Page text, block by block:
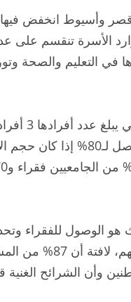
وأسيوط انخفض
الأسرة تنقسم على
التعليم والصحة
الوصول للفقراء
عليهم وتوجيه الدعم
40% من المواطنين وأن